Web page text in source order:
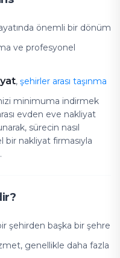
önemli bir dönüm
ve profesyonel
, şehirler arası taşınma
minimuma indirmek
evden eve nakliyat
sürecin nasıl
nakliyat firmasıyla
şehirden başka bir şehre
genellikle daha fazla